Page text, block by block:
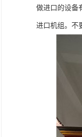
做进口的设备
进口机组。不